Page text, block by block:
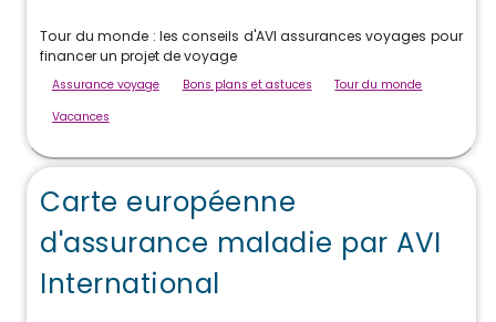
Tour du monde : les conseils d'AVI assurances voyages pour
financer un projet de voyage
Assurance voyage Bons plans et astuces
Tour du monde
Vacances
Carte européenne
d'assurance maladie par AVI
International